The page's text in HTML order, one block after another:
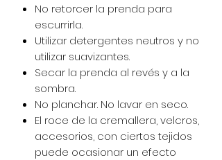
No retorcer la prenda para
escurrirla.
Utilizar detergentes neutros y no
utilizar suavizantes.
Secar la prenda al revés y a la
sombra.
No planchar. No lavar en seco.
El roce de la cremallera, velcros,
accesorios, con ciertos tejidos
puede ocasionar un efecto